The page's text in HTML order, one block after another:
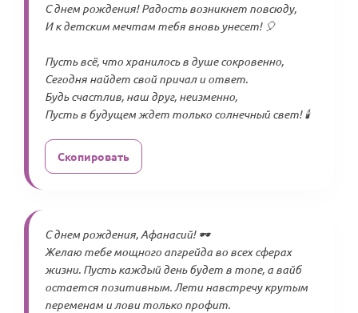
С днем рождения! Радость возникнет повсюду,
И к детским мечтам тебя вновь унесет! 🎈
Пусть всё, что хранилось в душе сокровенно,
Сегодня найдет свой причал и ответ.
Будь счастлив, наш друг, неизменно,
Пусть в будущем ждет только солнечный свет! 🕯️
Скопировать
С днем рождения, Афанасий! 🕶️
Желаю тебе мощного апгрейда во всех сферах
жизни. Пусть каждый день будет в топе, а вайб
остается позитивным. Лети навстречу крутым
переменам и лови только профит.